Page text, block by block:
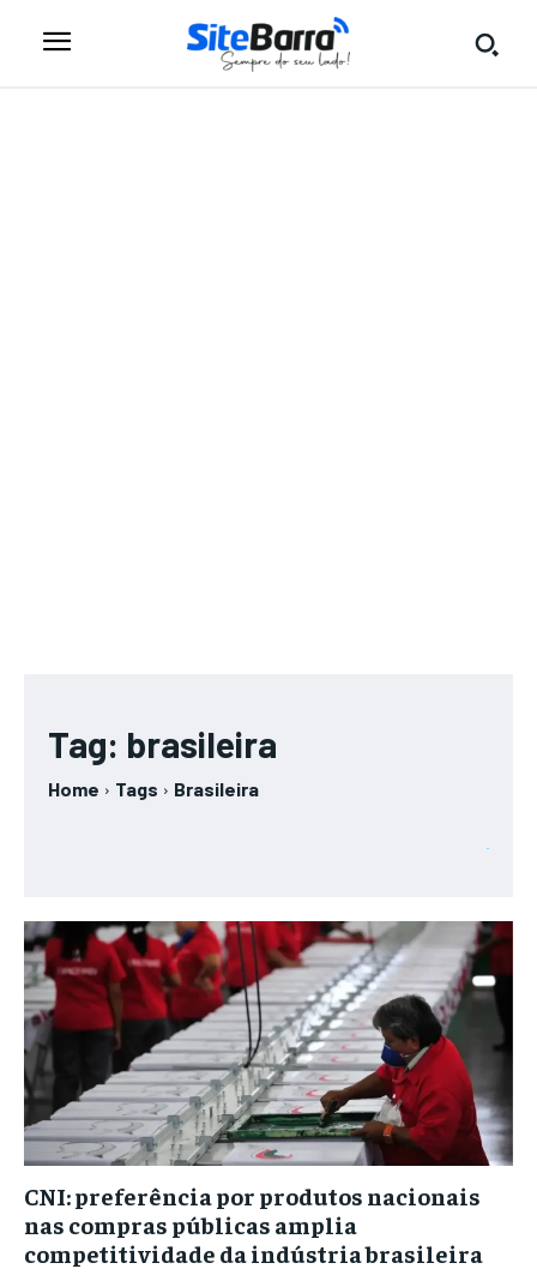
Tag: brasileira
Home Tags Brasileira
CNI: preferência por produtos nacionais
nas compras públicas amplia
competitividade da indústria brasileira